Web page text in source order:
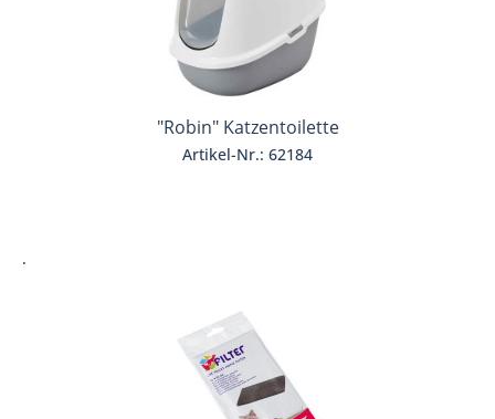
"Robin" Katzentoilette
Artikel-Nr.: 62184
.